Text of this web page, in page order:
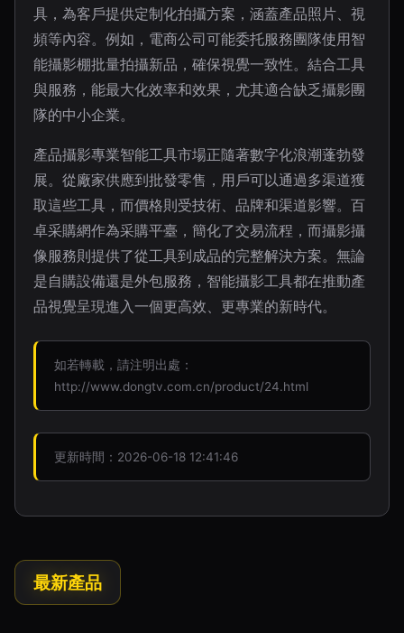
具，為客戶提供定制化拍攝方案，涵蓋產品照片、視
頻等內容。例如，電商公司可能委托服務團隊使用智
能攝影棚批量拍攝新品，確保視覺一致性。結合工具
與服務，能最大化效率和效果，尤其適合缺乏攝影團
隊的中小企業。
產品攝影專業智能工具市場正隨著數字化浪潮蓬勃發
展。從廠家供應到批發零售，用戶可以通過多渠道獲
取這些工具，而價格則受技術、品牌和渠道影響。百
卓采購網作為采購平臺，簡化了交易流程，而攝影攝
像服務則提供了從工具到成品的完整解決方案。無論
是自購設備還是外包服務，智能攝影工具都在推動產
品視覺呈現進入一個更高效、更專業的新時代。
如若轉載，請注明出處：
http://www.dongtv.com.cn/product/24.html
更新時間：2026-06-18 12:41:46
最新產品